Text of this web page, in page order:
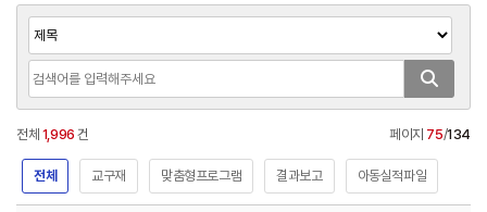
전체 1,996 건 페이지 75/134
전체 교구재 맞춤형프로그램 결과보고 아동실적파일